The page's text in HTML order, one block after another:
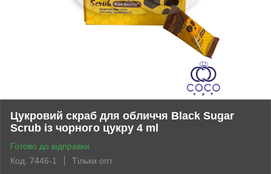
Цукровий скраб для обличчя Black Sugar
Scrub із чорного цукру 4 ml
Готово до відправки
Код: 7446-1
Тільки опт